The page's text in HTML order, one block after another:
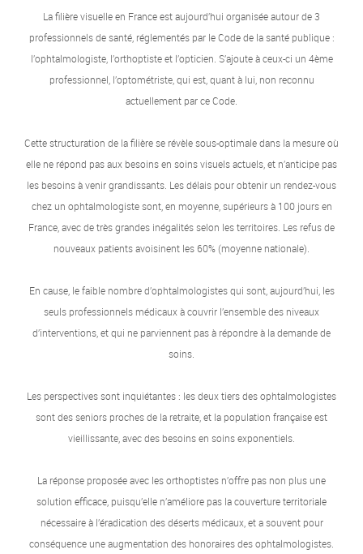
La filière visuelle en France est aujourd’hui organisée autour de 3
professionnels de santé, réglementés par le Code de la santé publique :
l’ophtalmologiste, l’orthoptiste et l’opticien. S’ajoute à ceux-ci un 4ème
professionnel, l’optométriste, qui est, quant à lui, non reconnu
actuellement par ce Code.
Cette structuration de la filière se révèle sous-optimale dans la mesure où
elle ne répond pas aux besoins en soins visuels actuels, et n’anticipe pas
les besoins à venir grandissants. Les délais pour obtenir un rendez-vous
chez un ophtalmologiste sont, en moyenne, supérieurs à 100 jours en
France, avec de très grandes inégalités selon les territoires. Les refus de
nouveaux patients avoisinent les 60% (moyenne nationale).
En cause, le faible nombre d’ophtalmologistes qui sont, aujourd’hui, les
seuls professionnels médicaux à couvrir l’ensemble des niveaux
d’interventions, et qui ne parviennent pas à répondre à la demande de
soins.
Les perspectives sont inquiétantes : les deux tiers des ophtalmologistes
sont des seniors proches de la retraite, et la population française est
vieillissante, avec des besoins en soins exponentiels.
La réponse proposée avec les orthoptistes n’offre pas non plus une
solution efficace, puisqu’elle n’améliore pas la couverture territoriale
nécessaire à l’éradication des déserts médicaux, et a souvent pour
conséquence une augmentation des honoraires des ophtalmologistes.